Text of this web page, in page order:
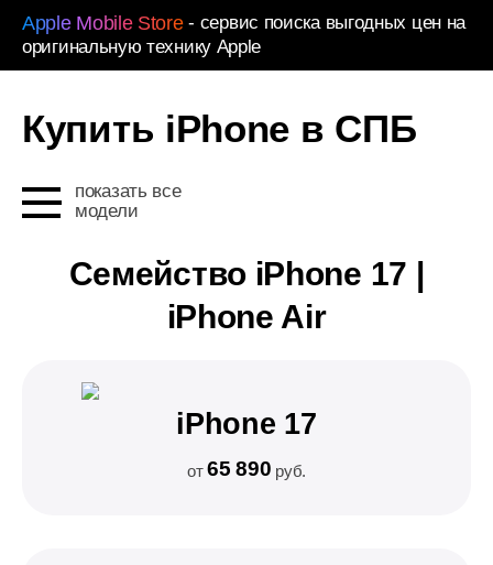
Apple Mobile Store- сервис поиска выгодных цен на
оригинальную технику Apple
Купить iPhone в СПБ
показать все
модели
Семейство iPhone 17 |
iPhone Air
iPhone 17
от65 890 руб.